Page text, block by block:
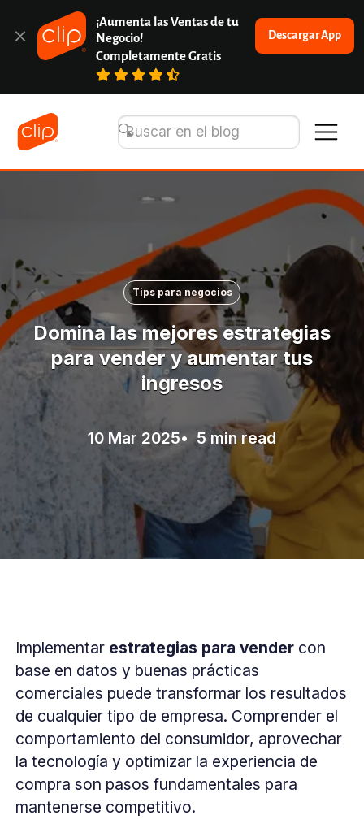
¡Aumenta las Ventas de tu
Negocio!
Completamente Gratis
Descargar App
Tips para negocios
Domina las mejores estrategias
para vender y aumentar tus
ingresos
10 Mar 2025• 5 min read
Implementar estrategias para vender con
base en datos y buenas prácticas
comerciales puede transformar los resultados
de cualquier tipo de empresa. Comprender el
comportamiento del consumidor, aprovechar
la tecnología y optimizar la experiencia de
compra son pasos fundamentales para
mantenerse competitivo.